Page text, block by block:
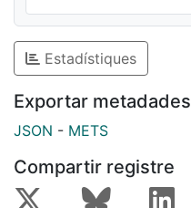
Estadístiques
Exportar metadades
JSON - METS
Compartir registre